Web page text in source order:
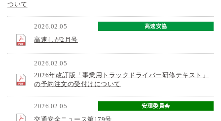
ついて
2026.02.05 高速安協
高速しが2月号
2026.02.05
2026年改訂版「事業用トラックドライバー研修テキスト」
の予約注文の受付けについて
2026.02.05 安環委員会
交通安全ニュース第179号